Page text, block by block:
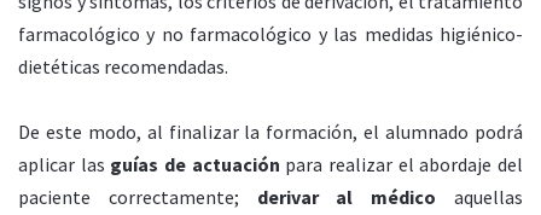
farmacológico y no farmacológico y las medidas higiénico-
dietéticas recomendadas.
De este modo, al finalizar la formación, el alumnado podrá
aplicar las guías de actuación para realizar el abordaje del
paciente correctamente;
derivar al médico
aquellas